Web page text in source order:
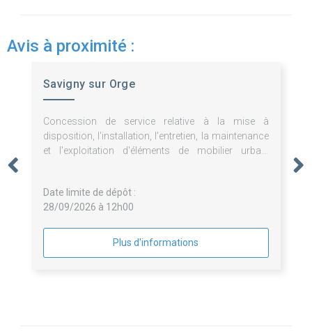
Avis à proximité :
Savigny sur Orge
Concession de service relative à la mise à
disposition, l'installation, l'entretien, la maintenance
et l'exploitation d'éléments de mobilier urbain
Date limite de dépôt :
28/09/2026 à 12h00
Plus d'informations